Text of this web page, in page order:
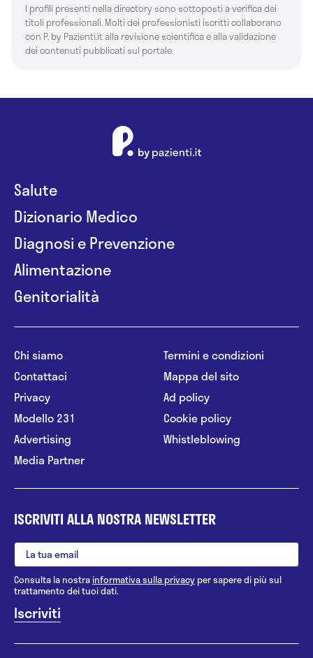
I profili presenti nella directory sono sottoposti a verifica dei
titoli professionali. Molti dei professionisti iscritti collaborano
con P. by Pazienti.it alla revisione scientifica e alla validazione
dei contenuti pubblicati sul portale.
Salute
Dizionario Medico
Diagnosi e Prevenzione
Alimentazione
Genitorialità
Chi siamo
Contattaci
Privacy
Modello 231
Advertising
Media Partner
Termini e condizioni
Mappa del sito
Ad policy
Cookie policy
Whistleblowing
ISCRIVITI ALLA NOSTRA NEWSLETTER
Consulta la nostrainformativa sulla privacy per sapere di più sul
trattamento dei tuoi dati.